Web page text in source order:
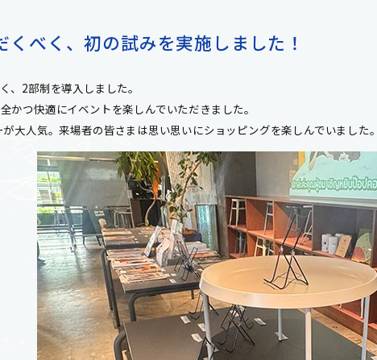
べく、初の試みを実施しました！
、2部制を導入しました。
かつ快適にイベントを楽しんでいただきました。
大人気。来場者の皆さまは思い思いにショッピングを楽しんでいました。